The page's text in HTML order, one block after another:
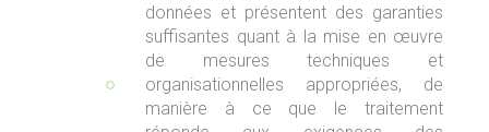
données et présentent des garanties
suffisantes quant à la mise en œuvre
de mesures techniques et
organisationnelles appropriées, de
manière à ce que le traitement